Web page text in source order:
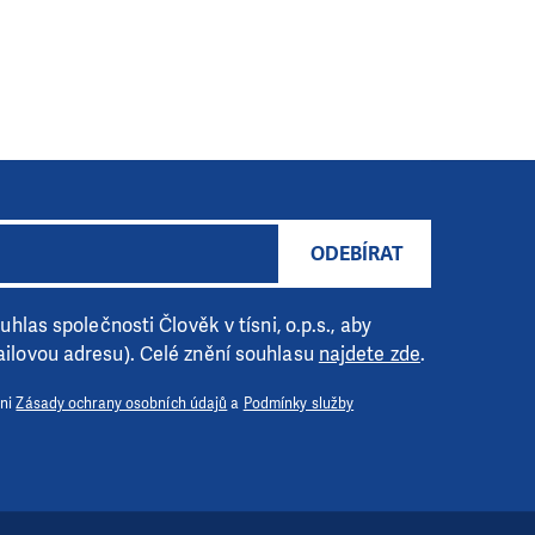
ODEBÍRAT
společnosti Člověk v tísni, o.p.s., aby
adresu). Celé znění souhlasu najdete zde.
niZásady ochrany osobních údajů a Podmínky služby